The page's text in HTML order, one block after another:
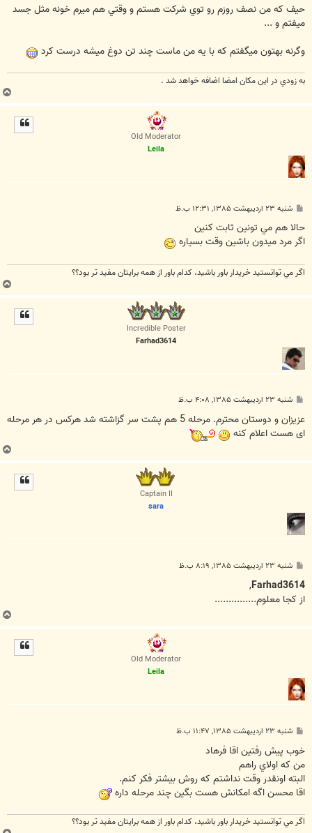
ت
حيف كه من نصف روزم رو توي شركت هستم و وقتي هم ميرم خونه مثل جسد
ميفتم و ...
وگرنه بهتون ميگفتم كه با يه من ماست چند تن دوغ ميشه درست كرد
به زودي در اين مكان امضا اضافه خواهد شد .
ب
ا
Old Moderator
Leila
پ
ت
شنبه ۲۳ اردیبهشت ۱۳۸۵, ۱۲:۳۱ ب.ظ
حالا هم مي تونين ثابت كنين
اگر مرد ميدون باشين وقت بسياره
اگر مي توانستيد خريدار باور باشيد، كدام باور از همه برايتان مفيد تر بود؟؟
ب
ا
Incredible Poster
Farhad3614
پ
ت
شنبه ۲۳ اردیبهشت ۱۳۸۵, ۴:۰۸ ب.ظ
عزیزان و دوستان محترم. مرحله 5 هم پشت سر گزاشته شد هرکس در هر مرحله
ای هست اعلام کنه
ب
ا
Captain II
sara
پ
ت
شنبه ۲۳ اردیبهشت ۱۳۸۵, ۸:۱۹ ب.ظ
Farhad3614
,
از کجا معلوم...............
ب
ا
Old Moderator
Leila
پ
ت
شنبه ۲۳ اردیبهشت ۱۳۸۵, ۱۱:۴۷ ب.ظ
خوب پيش رفتين اقا فرهاد
من كه اولاي راهم
البته اونقدر وقت نداشتم كه روش بيشتر فكر كنم.
اقا محسن اگه امكانش هست بگين چند مرحله داره
اگر مي توانستيد خريدار باور باشيد، كدام باور از همه برايتان مفيد تر بود؟؟